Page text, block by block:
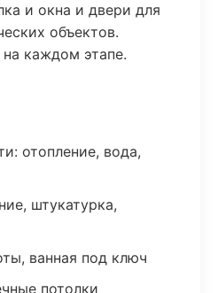
и окна и двери для
объектов.
на каждом этапе.
отопление, вода,
штукатурка,
ванная под ключ
потолки